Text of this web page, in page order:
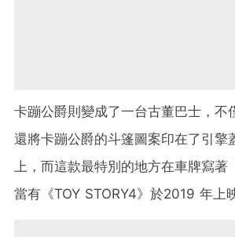
卡蹦公爵則變成了一台古董巴士，不
還將卡蹦公爵的斗篷圖案印在了引擎
上，而這款最特別的地方在車牌寫
當有《TOY STORY4》於2019 年上